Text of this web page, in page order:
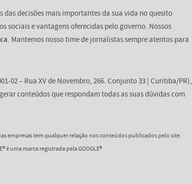
decisões mais importantes da sua vida no quesito
sociais e vantagens oferecidas pelo governo. Nossos
. Mantemos nosso time de jornalistas sempre atentos para
02 – Rua XV de Novembro, 266. Conjunto 33 | Curitiba/PR),
conteúdos que respondam todas as suas dúvidas com
empresas tem qualquer relação nos conteúdos publicados pelo site.
é uma marca registrada pela GOOGLE®